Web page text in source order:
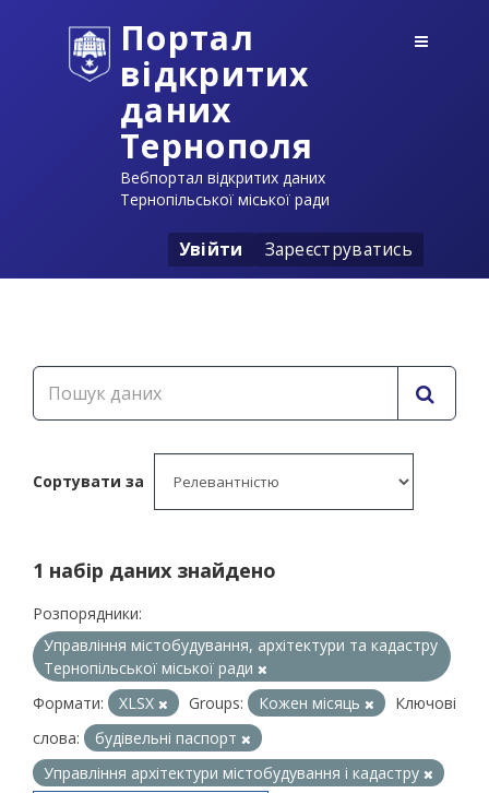
Портал
відкритих
даних
Тернополя
Вебпортал відкритих даних
Тернопільської міської ради
Увійти Зареєструватись
Сортувати за
1 набір даних знайдено
Розпорядники:
Управління містобудування, архітектури та кадастру
Тернопільської міської ради
Формати:
XLSX Groups: Кожен місяць
Ключові
слова:
будівельні паспорт
Управління архітектури містобудування і кадастру